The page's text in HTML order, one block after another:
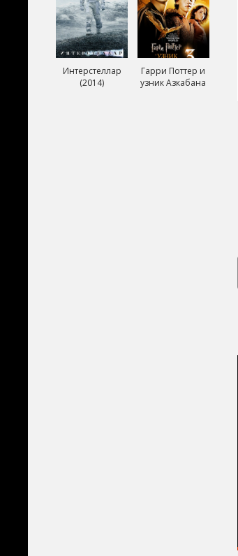
Интерстеллар
(2014)
Гарри Поттер и
узник Азкабана